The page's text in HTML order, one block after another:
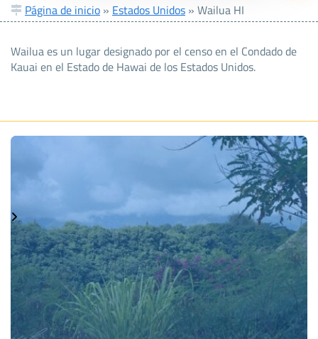
Página de inicio » Estados Unidos » Wailua HI
Wailua es un lugar designado por el censo en el Condado de
Kauai en el Estado de Hawai de los Estados Unidos.